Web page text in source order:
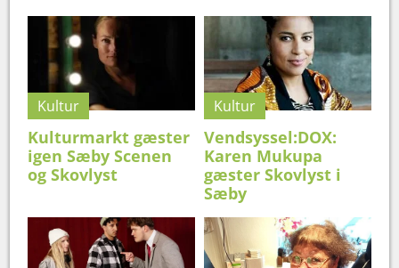
Kultur
Kulturmarkt gæster
igen Sæby Scenen
og Skovlyst
Kultur
Vendsyssel:DOX:
Karen Mukupa
gæster Skovlyst i
Sæby